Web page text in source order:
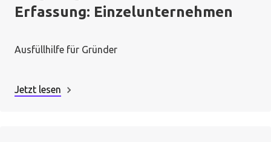
Erfassung: Einzelunternehmen
Ausfüllhilfe für Gründer
Jetzt lesen